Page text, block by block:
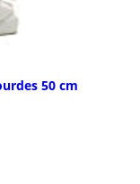
50 cm